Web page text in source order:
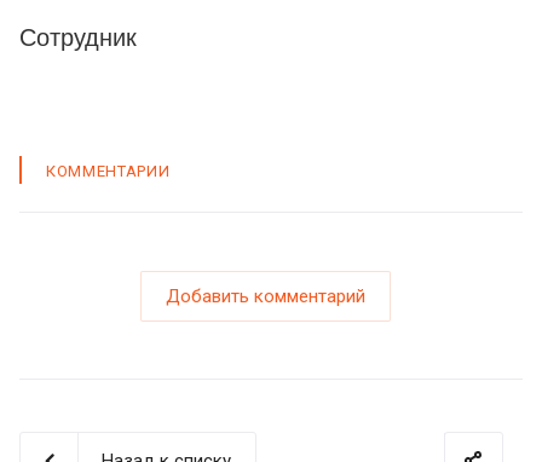
Сотрудник
КОММЕНТАРИИ
Добавить комментарий